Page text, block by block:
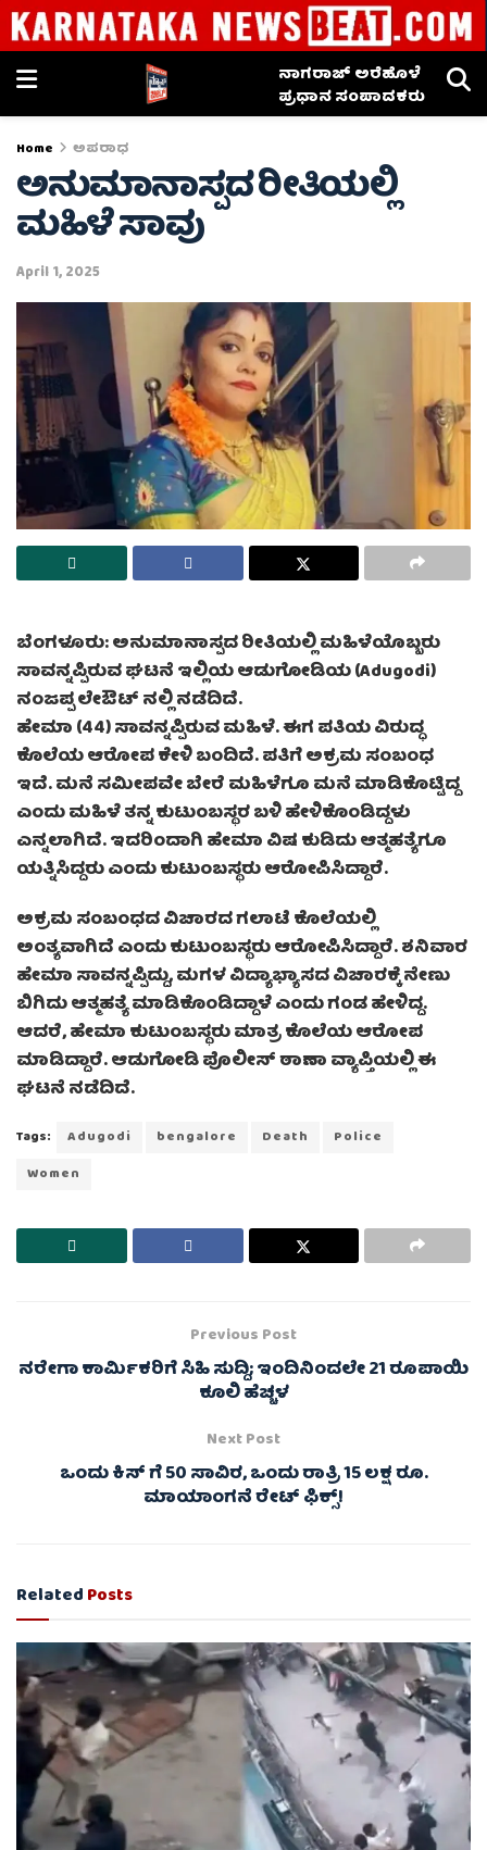
ನಾಗರಾಜ್ ಅರೆಹೊಳೆ
ಪ್ರಧಾನ ಸಂಪಾದಕರು
Home ಅಪರಾಧ
ಅನುಮಾನಾಸ್ಪದ ರೀತಿಯಲ್ಲಿ
ಮಹಿಳೆ ಸಾವು
April 1, 2025
ಬೆಂಗಳೂರು: ಅನುಮಾನಾಸ್ಪದ ರೀತಿಯಲ್ಲಿ ಮಹಿಳೆಯೊಬ್ಬರು
ಸಾವನ್ನಪ್ಪಿರುವ ಘಟನೆ ಇಲ್ಲಿಯ ಆಡುಗೋಡಿಯ (Adugodi)
ನಂಜಪ್ಪ ಲೇಔಟ್‍ ನಲ್ಲಿ ನಡೆದಿದೆ.
ಹೇಮಾ (44) ಸಾವನ್ನಪ್ಪಿರುವ ಮಹಿಳೆ. ಈಗ ಪತಿಯ ವಿರುದ್ಧ
ಕೊಲೆಯ ಆರೋಪ ಕೇಳಿ ಬಂದಿದೆ. ಪತಿಗೆ ಅಕ್ರಮ ಸಂಬಂಧ
ಇದೆ. ಮನೆ ಸಮೀಪವೇ ಬೇರೆ ಮಹಿಳೆಗೂ ಮನೆ ಮಾಡಿಕೊಟ್ಟಿದ್ದ
ಎಂದು ಮಹಿಳೆ ತನ್ನ ಕುಟುಂಬಸ್ಥರ ಬಳಿ ಹೇಳಿಕೊಂಡಿದ್ದಳು
ಎನ್ನಲಾಗಿದೆ. ಇದರಿಂದಾಗಿ ಹೇಮಾ ವಿಷ ಕುಡಿದು ಆತ್ಮಹತ್ಯೆಗೂ
ಯತ್ನಿಸಿದ್ದರು ಎಂದು ಕುಟುಂಬಸ್ಥರು ಆರೋಪಿಸಿದ್ದಾರೆ.
ಅಕ್ರಮ ಸಂಬಂಧದ ವಿಚಾರದ ಗಲಾಟೆ ಕೊಲೆಯಲ್ಲಿ
ಅಂತ್ಯವಾಗಿದೆ ಎಂದು ಕುಟುಂಬಸ್ಥರು ಆರೋಪಿಸಿದ್ದಾರೆ. ಶನಿವಾರ
ಹೇಮಾ ಸಾವನ್ನಪ್ಪಿದ್ದು, ಮಗಳ ವಿದ್ಯಾಭ್ಯಾಸದ ವಿಚಾರಕ್ಕೆ ನೇಣು
ಬಿಗಿದು ಆತ್ಮಹತ್ಯೆ ಮಾಡಿಕೊಂಡಿದ್ದಾಳೆ ಎಂದು ಗಂಡ ಹೇಳಿದ್ದ.
ಆದರೆ, ಹೇಮಾ ಕುಟುಂಬಸ್ಥರು ಮಾತ್ರ ಕೊಲೆಯ ಆರೋಪ
ಮಾಡಿದ್ದಾರೆ. ಆಡುಗೋಡಿ ಪೊಲೀಸ್ ಠಾಣಾ ವ್ಯಾಪ್ತಿಯಲ್ಲಿ ಈ
ಘಟನೆ ನಡೆದಿದೆ.
Tags: Adugodi bengalore Death
Police
Women
Previous Post
ನರೇಗಾ ಕಾರ್ಮಿಕರಿಗೆ ಸಿಹಿ ಸುದ್ದಿ; ಇಂದಿನಿಂದಲೇ 21 ರೂಪಾಯಿ
ಕೂಲಿ ಹೆಚ್ಚಳ
Next Post
ಒಂದು ಕಿಸ್ ಗೆ 50 ಸಾವಿರ, ಒಂದು ರಾತ್ರಿ 15 ಲಕ್ಷ ರೂ.
ಮಾಯಾಂಗನೆ ರೇಟ್ ಫಿಕ್ಸ್!
RelatedPosts